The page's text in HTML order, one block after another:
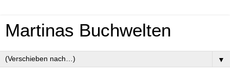
Martinas Buchwelten
▼